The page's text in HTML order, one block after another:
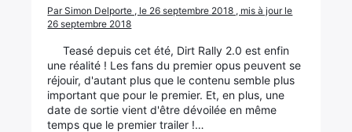
Par Simon Delporte , le 26 septembre 2018 , mis à jour le
26 septembre 2018
Teasé depuis cet été, Dirt Rally 2.0 est enfin
une réalité ! Les fans du premier opus peuvent se
réjouir, d'autant plus que le contenu semble plus
important que pour le premier. Et, en plus, une
date de sortie vient d'être dévoilée en même
temps que le premier trailer !…